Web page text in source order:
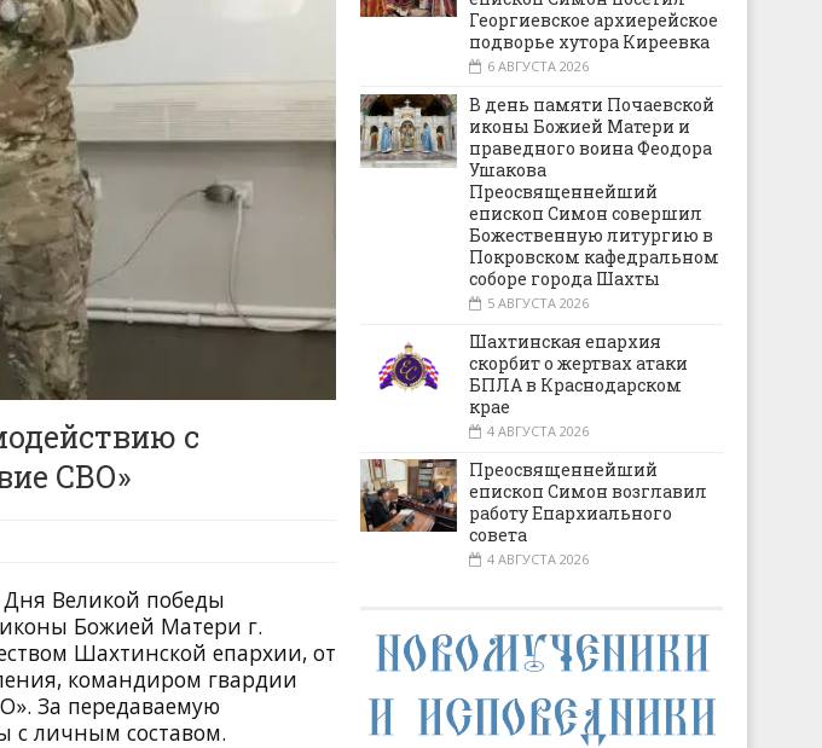
с
СВО»
Великой победы
Божией Матери г.
Шахтинской епархии, от
командиром гвардии
За передаваемую
с личным составом.
Георгиевское архиерейское
подворье хутора Киреевка
6 АВГУСТА 2026
В день памяти Почаевской
иконы Божией Матери и
праведного воина Феодора
Ушакова
Преосвященнейший
епископ Симон совершил
Божественную литургию в
Покровском кафедральном
соборе города Шахты
5 АВГУСТА 2026
Шахтинская епархия
скорбит о жертвах атаки
БПЛА в Краснодарском
крае
4 АВГУСТА 2026
Преосвященнейший
епископ Симон возглавил
работу Епархиального
совета
4 АВГУСТА 2026